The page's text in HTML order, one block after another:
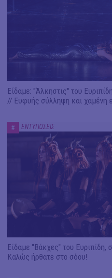
Είδαμε: "Άλκηστις" του
// Ευφυής σύλληψη και χαμένη
# ΕΝΤΥΠΩΣΕΙΣ
Είδαμε "Βάκχες" του Ευριπίδη,
Καλώς ήρθατε στο σόου!